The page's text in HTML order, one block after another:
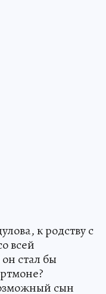
к родству с
всей
стал бы
сын